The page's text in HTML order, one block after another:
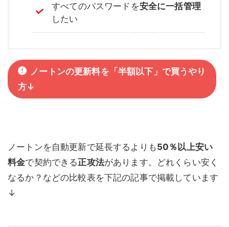
すべてのパスワードを安全に一括管理
したい
ノートンの更新料を「半額以下」で買うやり
方↓
ノートンを自動更新で延長するよりも50％以上安い
料金で契約できる正攻法があります。どれくらい安く
なるか？などの比較表を下記の記事で掲載しています
↓